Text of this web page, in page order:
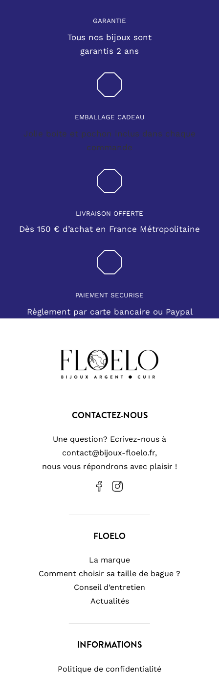
GARANTIE
Tous nos bijoux sont
garantis 2 ans
EMBALLAGE CADEAU
Jolie boite et pochon inclus dans chaque
commande
LIVRAISON OFFERTE
Dès 150 € d’achat en France Métropolitaine
PAIEMENT SECURISE
Règlement par carte bancaire ou Paypal
CONTACTEZ-NOUS
Une question? Ecrivez-nous à
contact@bijoux-floelo.fr,
nous vous répondrons avec plaisir !
FLOELO
La marque
Comment choisir sa taille de bague ?
Conseil d’entretien
Actualités
INFORMATIONS
Politique de confidentialité